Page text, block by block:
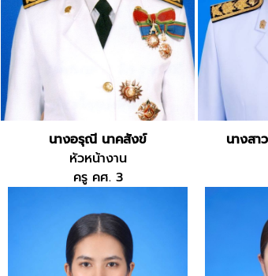
นางอรุณี นาคสังข์
หัวหน้างาน
ครู คศ. 3
นางสา